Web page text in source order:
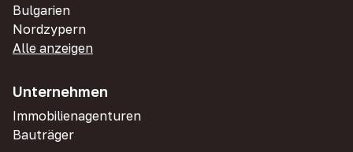
Bulgarien
Nordzypern
Alle anzeigen
Unternehmen
Immobilienagenturen
Bauträger